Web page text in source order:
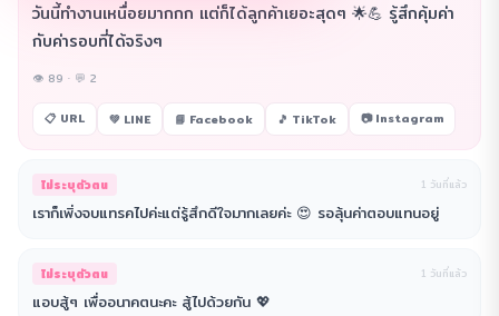
วันนี้ทำงานเหนื่อยมากกก แต่ก็ได้ลูกค้าเยอะสุดๆ 🌟💪 รู้สึกคุ้มค่า
กับค่ารอบที่ได้จริงๆ
👁 89 · 💬 2
📋 URL 💚 LINE 📘 Facebook 🎵 TikTok 📷 Instagram
ไม่ระบุตัวตน 1 วันที่แล้ว
เราก็เพิ่งจบแทรคไปค่ะแต่รู้สึกดีใจมากเลยค่ะ 😍 รอลุ้นค่าตอบแทนอยู่
ไม่ระบุตัวตน 1 วันที่แล้ว
แอบสู้ๆ เพื่ออนาคตนะคะ สู้ไปด้วยกัน 💖